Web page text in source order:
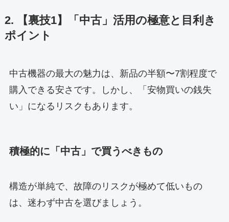
2. 【裏技1】「中古」活用の極意と目利き
ポイント
中古機器の最大の魅力は、新品の半額〜7割程度で
購入できる安さです。しかし、「安物買いの銭失
い」になるリスクもあります。
積極的に「中古」で買うべきもの
構造が単純で、故障のリスクが極めて低いもの
は、迷わず中古を選びましょう。